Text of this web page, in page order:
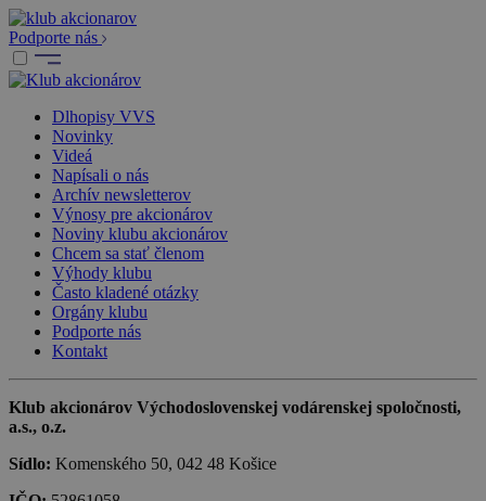
Podporte nás
Dlhopisy VVS
Novinky
Videá
Napísali o nás
Archív newsletterov
Výnosy pre akcionárov
Noviny klubu akcionárov
Chcem sa stať členom
Výhody klubu
Často kladené otázky
Orgány klubu
Podporte nás
Kontakt
Klub akcionárov Východoslovenskej vodárenskej spoločnosti,
a.s., o.z.
Sídlo: Komenského 50, 042 48 Košice